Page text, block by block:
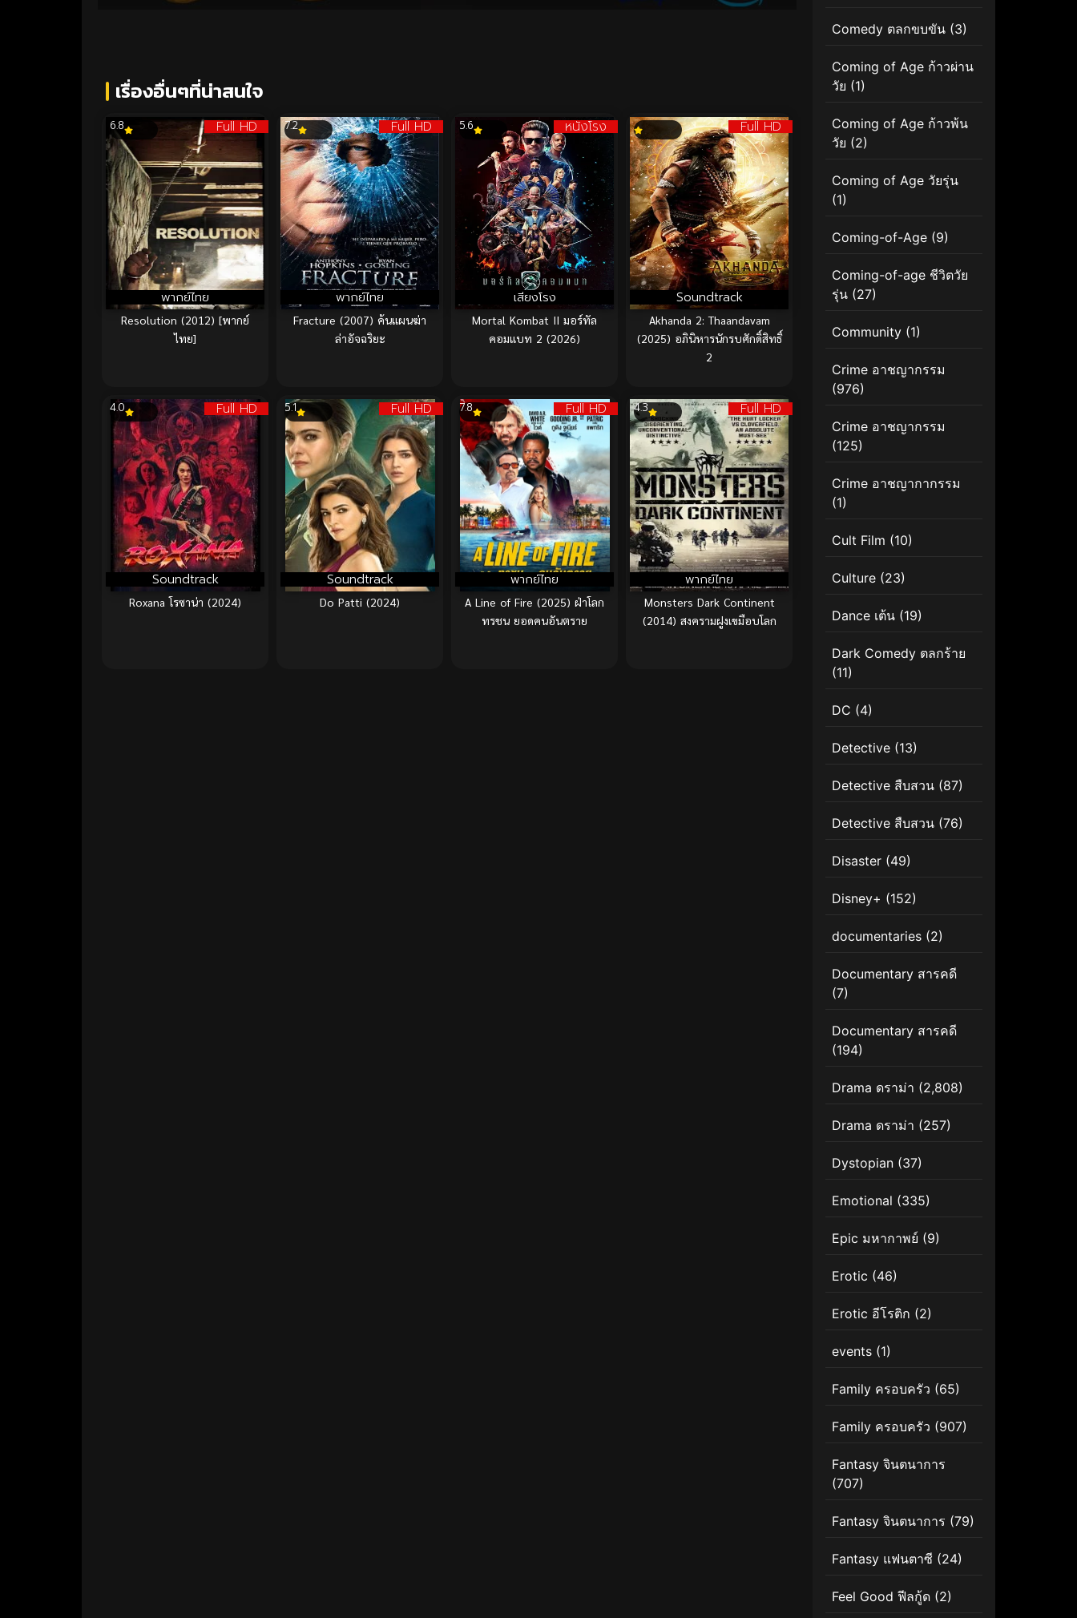
เรื่องอื่นๆที่น่าสนใจ
Full HD
พากย์ไทย
6.8
Resolution (2012) [พากย์
ไทย]
Full HD
พากย์ไทย
7.2
Fracture (2007) ค้นแผนฆ่า
ล่าอัจฉริยะ
หนังโรง
เสียงโรง
5.6
Mortal Kombat II มอร์ทัล
คอมแบท 2 (2026)
Full HD
Soundtrack
Akhanda 2: Thaandavam
(2025) อภินิหารนักรบศักดิ์สิทธิ์
2
Full HD
Soundtrack
4.0
Roxana โรซาน่า (2024)
Full HD
Soundtrack
5.1
Do Patti (2024)
Full HD
พากย์ไทย
7.8
A Line of Fire (2025) ฝ่าโลก
ทรชน ยอดคนอันตราย
Full HD
พากย์ไทย
4.3
Monsters Dark Continent
(2014) สงครามฝูงเขมือบโลก
Comedy ตลกขบขัน (3)
Coming of Age ก้าวผ่าน
วัย (1)
Coming of Age ก้าวพ้น
วัย (2)
Coming of Age วัยรุ่น
(1)
Coming-of-Age (9)
Coming-of-age ชีวิตวัย
รุ่น (27)
Community (1)
Crime อาชญากรรม
(976)
Crime อาชญากรรม
(125)
Crime อาชญากากรรม
(1)
Cult Film (10)
Culture (23)
Dance เต้น (19)
Dark Comedy ตลกร้าย
(11)
DC (4)
Detective (13)
Detective สืบสวน (87)
Detective สืบสวน (76)
Disaster (49)
Disney+ (152)
documentaries (2)
Documentary สารคดี
(7)
Documentary สารคดี
(194)
Drama ดราม่า (2,808)
Drama ดราม่า (257)
Dystopian (37)
Emotional (335)
Epic มหากาพย์ (9)
Erotic (46)
Erotic อีโรติก (2)
events (1)
Family ครอบครัว (65)
Family ครอบครัว (907)
Fantasy จินตนาการ
(707)
Fantasy จินตนาการ (79)
Fantasy แฟนตาซี (24)
Feel Good ฟีลกู้ด (2)